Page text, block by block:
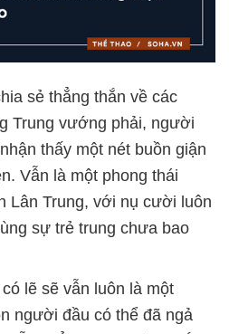
sẻ thẳng thắn về các
Trung vướng phải, người
thấy một nét buồn giận
Vẫn là một phong thái
Lân Trung, với nụ cười luôn
sự trẻ trung chưa bao
lẽ sẽ vẫn luôn là một
người đầu có thể đã ngả